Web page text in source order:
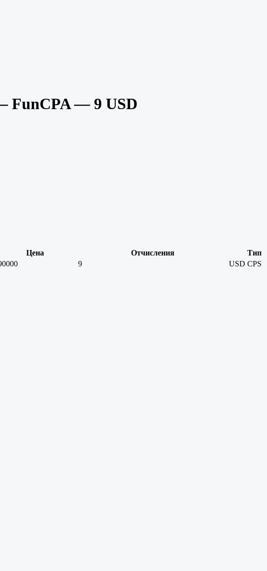
FunCPA — 9 USD
Цена Отчисления
Тип
9 USD CPS